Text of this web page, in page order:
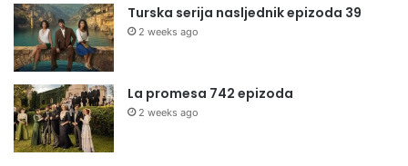
Turska serija nasljednik epizoda 39
2 weeks ago
La promesa 742 epizoda
2 weeks ago